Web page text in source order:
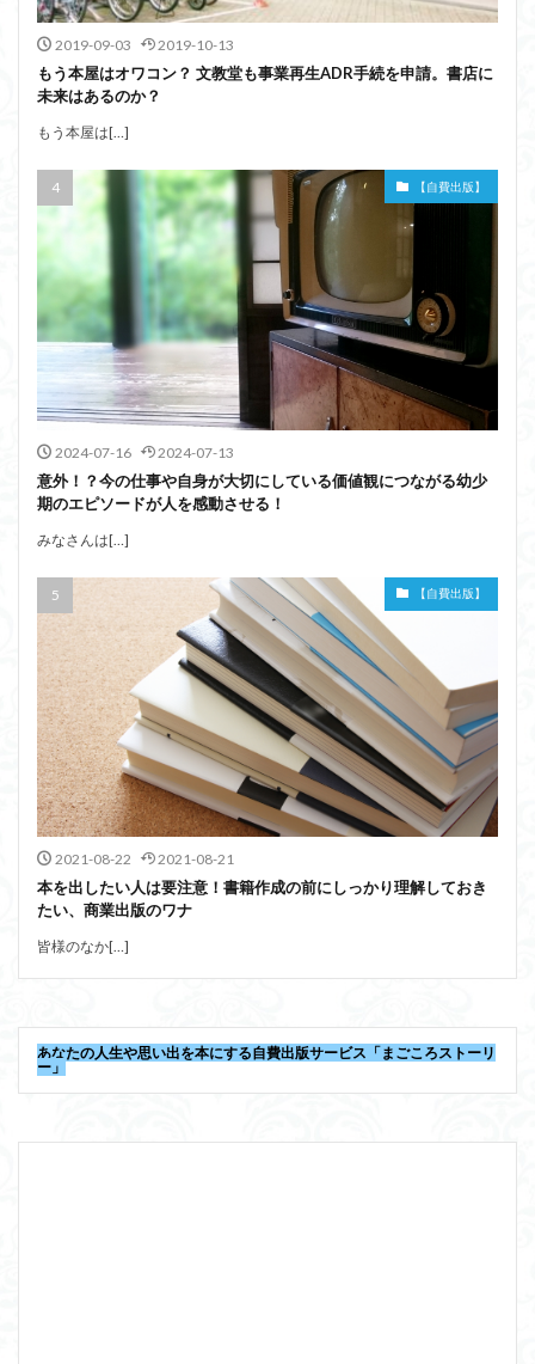
2019-09-03 2019-10-13
もう本屋はオワコン？ 文教堂も事業再生ADR手続を申請。書店に
未来はあるのか？
もう本屋は[…]
【自費出版】
2024-07-16 2024-07-13
意外！？今の仕事や自身が大切にしている価値観につながる幼少
期のエピソードが人を感動させる！
みなさんは[…]
【自費出版】
2021-08-22 2021-08-21
本を出したい人は要注意！書籍作成の前にしっかり理解しておき
たい、商業出版のワナ
皆様のなか[…]
あなたの人生や思い出を本にする自費出版サービス「まごころストーリ
ー」